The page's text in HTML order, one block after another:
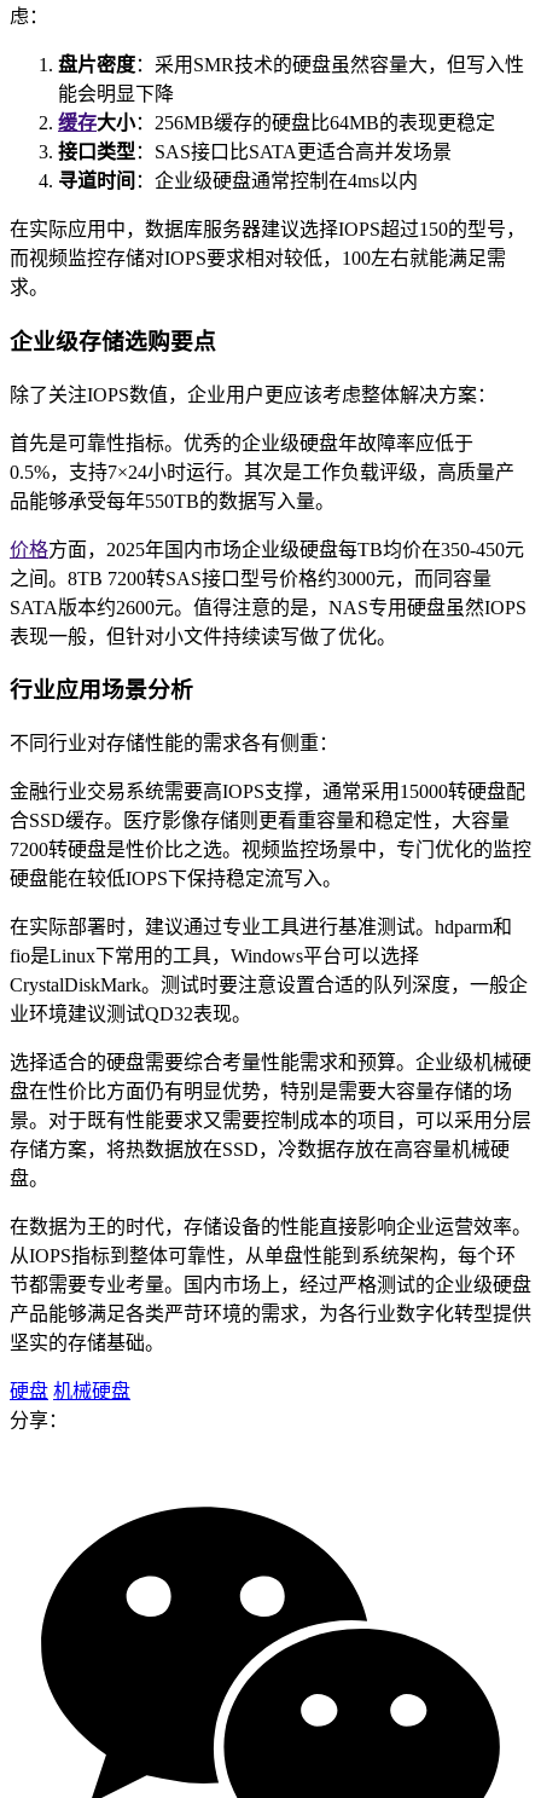
虑：
盘片密度：采用SMR技术的硬盘虽然容量大，但写入性
能会明显下降
缓存大小：256MB缓存的硬盘比64MB的表现更稳定
接口类型 ：SAS接口比SATA更适合高并发场景
寻道时间 ：企业级硬盘通常控制在4ms以内
在实际应用中，数据库服务器建议选择IOPS超过150的型号，
而视频监控存储对IOPS要求相对较低，100左右就能满足需
求。
企业级存储选购要点
除了关注IOPS数值，企业用户更应该考虑整体解决方案：
首先是可靠性指标。优秀的企业级硬盘年故障率应低于
0.5%，支持7×24小时运行。其次是工作负载评级，高质量产
品能够承受每年550TB的数据写入量。
价格方面，2025年国内市场企业级硬盘每TB均价在350-450元
之间。8TB 7200转SAS接口型号价格约3000元，而同容量
SATA版本约2600元。值得注意的是，NAS专用硬盘虽然IOPS
表现一般，但针对小文件持续读写做了优化。
行业应用场景分析
不同行业对存储性能的需求各有侧重：
金融行业交易系统需要高IOPS支撑，通常采用15000转硬盘配
合SSD缓存。医疗影像存储则更看重容量和稳定性，大容量
7200转硬盘是性价比之选。视频监控场景中，专门优化的监控
硬盘能在较低IOPS下保持稳定流写入。
在实际部署时，建议通过专业工具进行基准测试。hdparm和
fio是Linux下常用的工具，Windows平台可以选择
CrystalDiskMark。测试时要注意设置合适的队列深度，一般企
业环境建议测试QD32表现。
选择适合的硬盘需要综合考量性能需求和预算。企业级机械硬
盘在性价比方面仍有明显优势，特别是需要大容量存储的场
景。对于既有性能要求又需要控制成本的项目，可以采用分层
存储方案，将热数据放在SSD，冷数据存放在高容量机械硬
盘。
在数据为王的时代，存储设备的性能直接影响企业运营效率。
从IOPS指标到整体可靠性，从单盘性能到系统架构，每个环
节都需要专业考量。国内市场上，经过严格测试的企业级硬盘
产品能够满足各类严苛环境的需求，为各行业数字化转型提供
坚实的存储基础。
硬盘 机械硬盘
分享：